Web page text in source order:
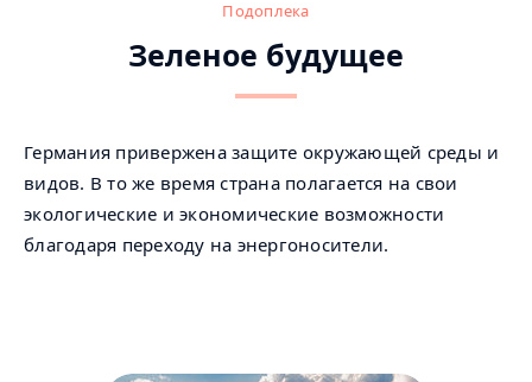
Подоплека
Зеленое будущее
Германия привержена защите окружающей среды и
видов. В то же время страна полагается на свои
экологические и экономические возможности
благодаря переходу на энергоносители.